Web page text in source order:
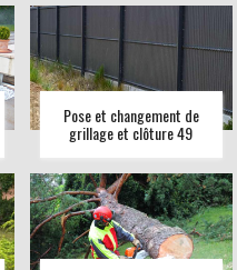
Pose et changement de
grillage et clôture 49